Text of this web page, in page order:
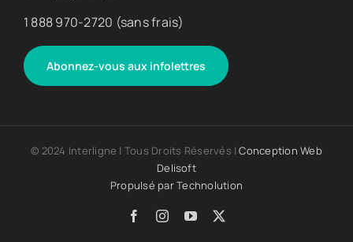
1 888 970-2720 (sans frais)
Abonnez-vous aux infolettres
© 2024 Interligne | Tous Droits Réservés |Conception Web
Delisoft
Propulsé parTechnolution
FacebookInstagram
YouTube